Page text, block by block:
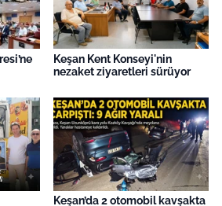
Keşan Kent Konseyi'nin
nezaket ziyaretleri sürüyor
Keşan’da 2 otomobil kavşakta